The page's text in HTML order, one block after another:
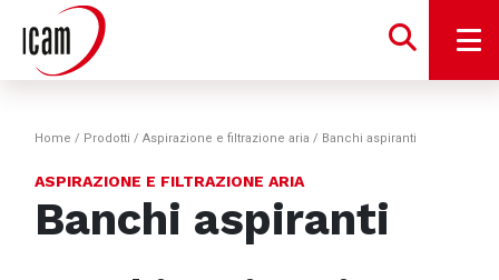
Home / Prodotti / Aspirazione e filtrazione aria / Banchi aspiranti
ASPIRAZIONE E FILTRAZIONE ARIA
Banchi aspiranti